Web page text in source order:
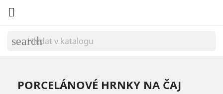

search
PORCELÁNOVÉ HRNKY NA ČAJ